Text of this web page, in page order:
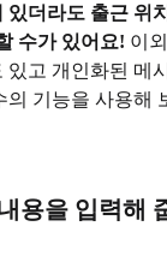
있더라도 출근 위
수가 있어요! 이
있고 개인화된 메
의 기능을 사용해
용을 입력해